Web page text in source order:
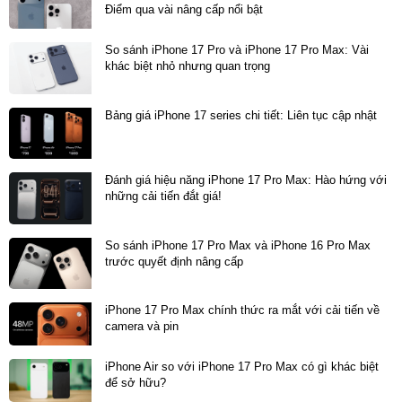
Trải nghiệm hình ảnh đỉnh cao với màn hình 6.9
inch
Màn hình LTPO Super Retina XDR OLED 6.9 inch là
Max. Đây là kích thước màn hình lớn nhất trong lịch
sử iPhone, mang đến không gian hiển thị rộng rãi, lý
tưởng cho: Xem phim, chơi game, làm việc đa nhiệm,
đọc sách...Công nghệ ProMotion 120Hz đảm bảo mọi
thao tác vuốt chạm đều mượt mà.
Điểm qua vài nâng cấp nổi bật
So sánh iPhone 17 Pro và iPhone 17 Pro Max: Vài
khác biệt nhỏ nhưng quan trọng
Bảng giá iPhone 17 series chi tiết: Liên tục cập nhật
Đánh giá hiệu năng iPhone 17 Pro Max: Hào hứng với
những cải tiến đắt giá!
So sánh iPhone 17 Pro Max và iPhone 16 Pro Max
trước quyết định nâng cấp
iPhone 17 Pro Max chính thức ra mắt với cải tiến về
camera và pin
iPhone Air so với iPhone 17 Pro Max có gì khác biệt
để sở hữu?